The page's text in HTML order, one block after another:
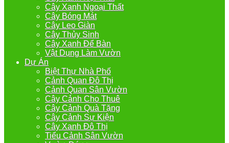
Cây Xanh Ngoại Thất
Cây Bóng Mát
Cây Leo Giàn
Cây Thủy Sinh
Cây Xanh Để Bàn
Vật Dụng Làm Vườn
Dự Án
Biệt Thự Nhà Phố
Cảnh Quan Đô Thị
Cảnh Quan Sân Vườn
Cây Cảnh Cho Thuê
Cây Cảnh Quà Tặng
Cây Cảnh Sự Kiện
Cây Xanh Đô Thị
Tiểu Cảnh Sân Vườn